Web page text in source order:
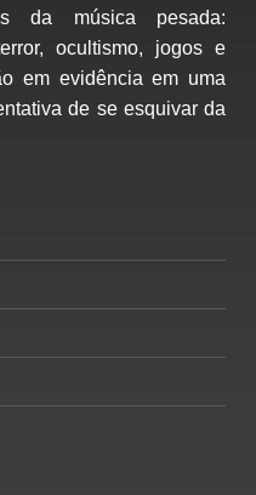
da música pesada:
ocultismo, jogos e
em evidência em uma
de se esquivar da